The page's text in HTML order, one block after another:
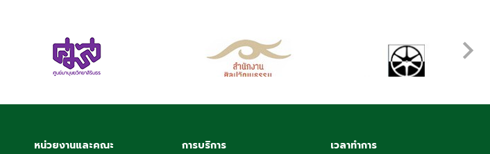
หน่วยงานและคณะ
การบริการ
เวลาทำการ